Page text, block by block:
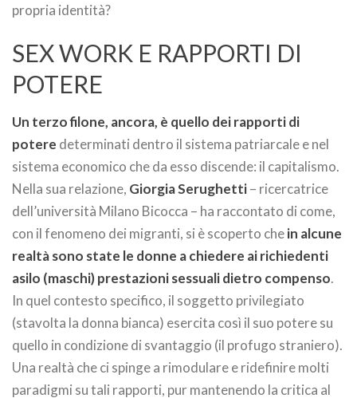
propria identità?
SEX WORK E RAPPORTI DI
POTERE
Un terzo filone, ancora, è quello dei rapporti di
potere determinati dentro il sistema patriarcale e nel
sistema economico che da esso discende: il capitalismo.
Nella sua relazione, Giorgia Serughetti– ricercatrice
dell’università Milano Bicocca – ha raccontato di come,
con il fenomeno dei migranti, si è scoperto chein alcune
realtà sono state le donne a chiedere ai richiedenti
asilo (maschi) prestazioni sessuali dietro compenso.
In quel contesto specifico, il soggetto privilegiato
(stavolta la donna bianca) esercita così il suo potere su
quello in condizione di svantaggio (il profugo straniero).
Una realtà che ci spinge a rimodulare e ridefinire molti
paradigmi su tali rapporti, pur mantenendo la critica al